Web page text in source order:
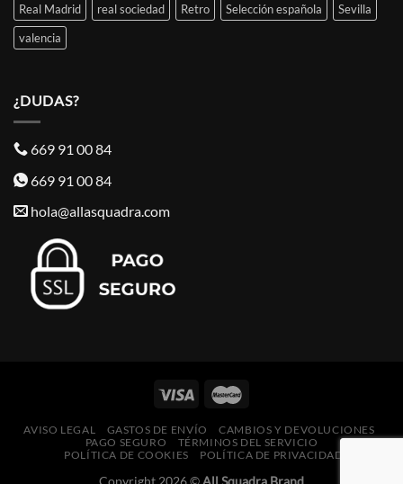
Real Madrid
real sociedad Retro Selección española
Sevilla
valencia
¿DUDAS?
669 91 00 84
669 91 00 84
hola@allasquadra.com
AVISO LEGAL GASTOS DE ENVÍO
CAMBIOS Y DEVOLUCIONES
PAGO SEGURO
TÉRMINOS DEL SERVICIO
POLÍTICA DE COOKIES
POLÍTICA DE PRIVACIDAD
Copyright 2026 © All Squadra Brand